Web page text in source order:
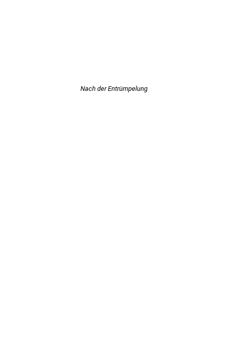
Nach der Entrümpelung